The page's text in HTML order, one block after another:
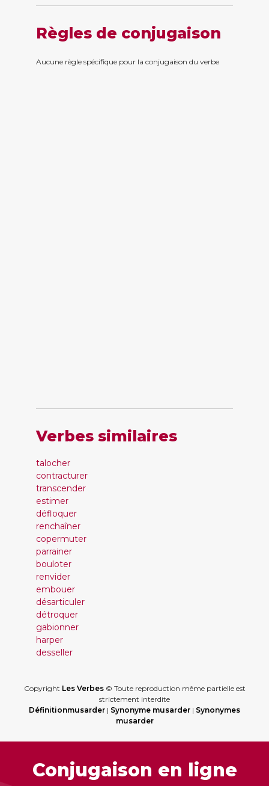
Règles de conjugaison
Aucune règle spécifique pour la conjugaison du verbe
Verbes similaires
talocher
contracturer
transcender
estimer
défloquer
renchaîner
copermuter
parrainer
bouloter
renvider
embouer
désarticuler
détroquer
gabionner
harper
desseller
Copyright Les Verbes© Toute reproduction même partielle est
strictement interdite
Définitionmusarder | Synonyme musarder | Synonymes
musarder
Conjugaison en ligne